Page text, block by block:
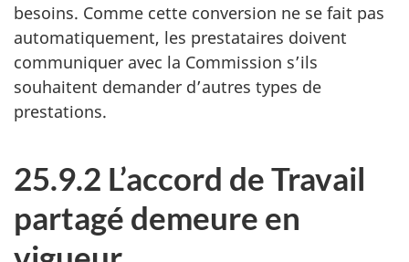
besoins. Comme cette conversion ne se fait pas
automatiquement, les prestataires doivent
communiquer avec la Commission s’ils
souhaitent demander d’autres types de
prestations.
25.9.2 L’accord de Travail
partagé demeure en